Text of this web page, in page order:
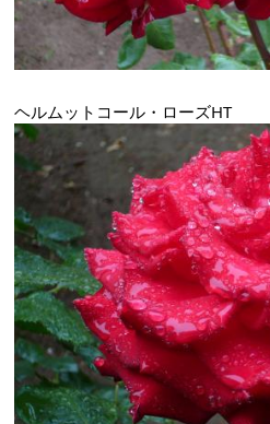
ヘルムットコール・ローズHT